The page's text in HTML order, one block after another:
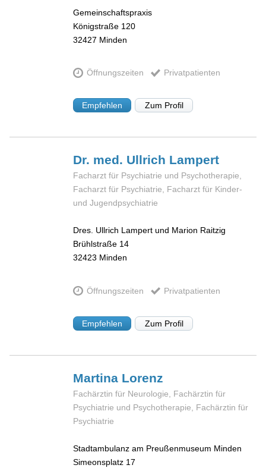
Gemeinschaftspraxis
Königstraße 120
32427 Minden
Öffnungszeiten Privatpatienten
Empfehlen Zum Profil
Dr. med. Ullrich Lampert
Facharzt für Psychiatrie und Psychotherapie,
Facharzt für Psychiatrie, Facharzt für Kinder-
und Jugendpsychiatrie
Dres. Ullrich Lampert und Marion Raitzig
Brühlstraße 14
32423 Minden
Öffnungszeiten Privatpatienten
Empfehlen Zum Profil
Martina Lorenz
Fachärztin für Neurologie, Fachärztin für
Psychiatrie und Psychotherapie, Fachärztin für
Psychiatrie
Stadtambulanz am Preußenmuseum Minden
Simeonsplatz 17